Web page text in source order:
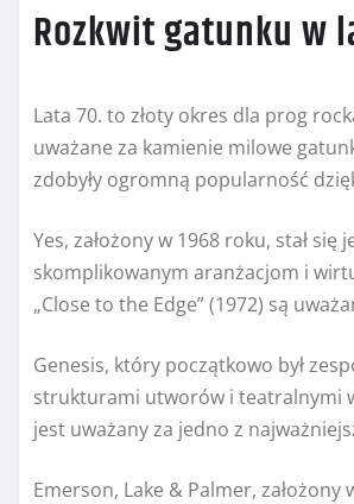
Rozkwit gatunku w
Lata 70. to złoty okres dla prog
uważane za kamienie milowe
zdobyły ogromną popularność
Yes, założony w 1968 roku, stał
skomplikowanym aranżacjom i
„Close to the Edge” (1972) są
Genesis, który początkowo był
strukturami utworów i teatralnymi
jest uważany za jedno z
Emerson, Lake & Palmer,